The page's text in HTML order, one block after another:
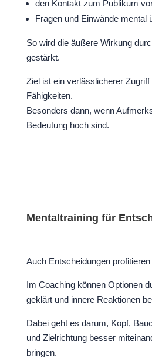
den Kontakt zum Publikum
Fragen und Einwände mental
So wird die äußere Wirkung
gestärkt.
Ziel ist ein verlässlicherer
Fähigkeiten.
Besonders dann, wenn
Bedeutung hoch sind.
Mentaltraining für
Auch Entscheidungen
Im Coaching können Optionen
geklärt und innere Reaktionen
Dabei geht es darum, Kopf,
und Zielrichtung besser
bringen.